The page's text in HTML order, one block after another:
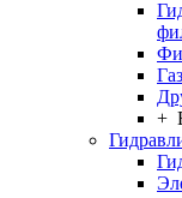
+